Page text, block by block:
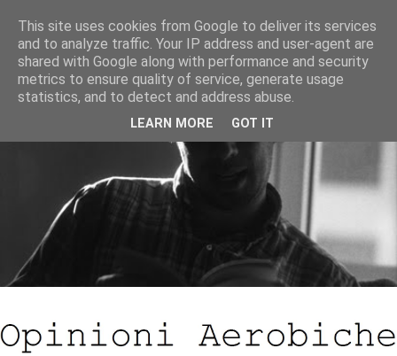
This site uses cookies from Google to deliver its services
and to analyze traffic. Your IP address and user-agent are
shared with Google along with performance and security
metrics to ensure quality of service, generate usage
statistics, and to detect and address abuse.
LEARN MORE GOT IT